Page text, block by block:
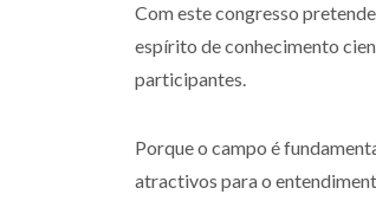
Com este congresso
espírito de conhecimento
participantes.
Porque o campo é
atractivos para o